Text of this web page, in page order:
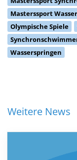
Masterssport
Olympische Spiele
Wasserspringen
Weitere News